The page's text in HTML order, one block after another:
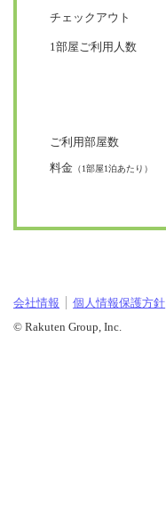
チェックアウト
1部屋ご利用人数
ご利用部屋数
料金 （1部屋1泊あたり）
会社情報 個人情報保護方針
© Rakuten Group, Inc.